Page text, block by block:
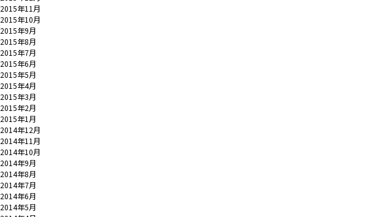
2015年11月
2015年10月
2015年9月
2015年8月
2015年7月
2015年6月
2015年5月
2015年4月
2015年3月
2015年2月
2015年1月
2014年12月
2014年11月
2014年10月
2014年9月
2014年8月
2014年7月
2014年6月
2014年5月